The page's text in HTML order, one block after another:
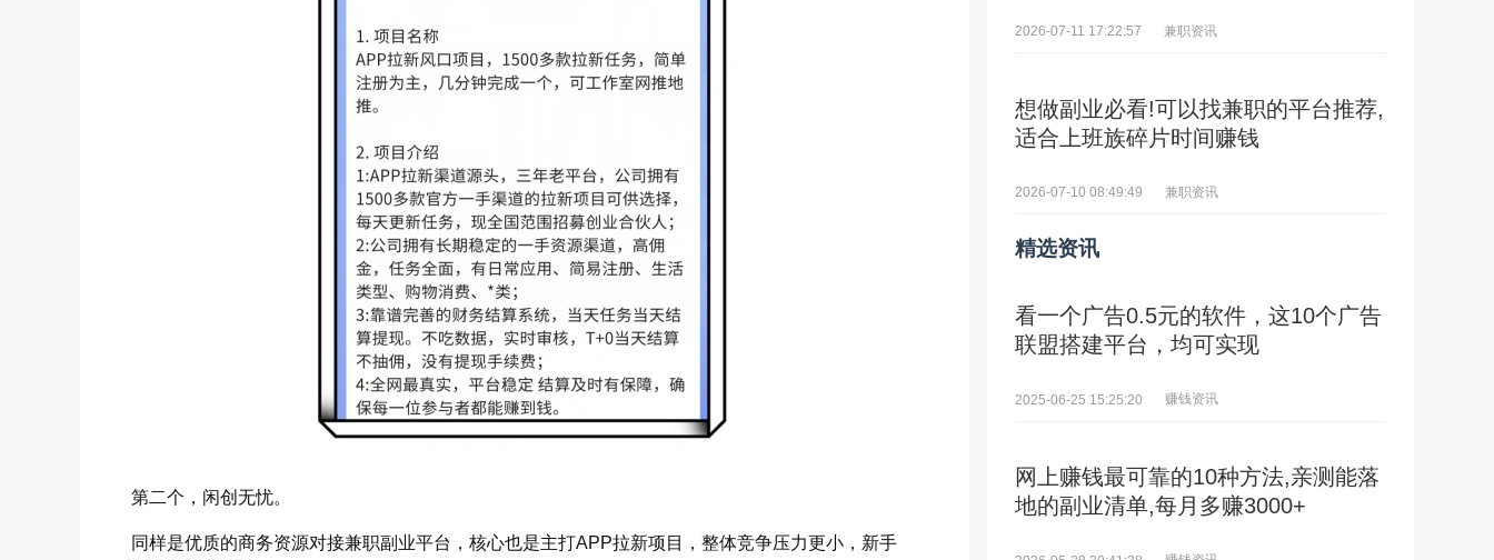
第二个，闲创无忧。
同样是优质的商务资源对接兼职副业平台，核心也是主打APP拉新项目，整体竞争压力更小，新手
2026-07-11 17:22:57 兼职资讯
想做副业必看!可以找兼职的平台推荐,
适合上班族碎片时间赚钱
2026-07-10 08:49:49 兼职资讯
精选资讯
看一个广告0.5元的软件，这10个广告
联盟搭建平台，均可实现
2025-06-25 15:25:20 赚钱资讯
网上赚钱最可靠的10种方法,亲测能落
地的副业清单,每月多赚3000+